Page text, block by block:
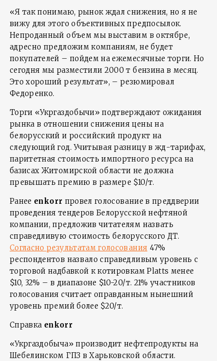
«Я так понимаю, рынок ждал снижения, но я не
вижу для этого объективных предпосылок.
Непроданный объем мы выставим в октябре,
адресно предложим компаниям, не будет
покупателей – пойдем на ежемесячные торги. Но
сегодня мы разместили 2000 т бензина в месяц.
Это хороший результат», – резюмировал
Федоренко.
Торги «Укргаздобычи» подтверждают ожидания
рынка в отношении снижения цены на
белорусский и российский продукт на
следующий год. Учитывая разницу в жд-тарифах,
паритетная стоимость импортного ресурса на
базисах Житомирской области не должна
превышать премию в размере $10/т.
Ранее enkorr провел голосование в преддверии
проведения тендеров Белорусской нефтяной
компании, предложив читателям назвать
справедливую стоимость белорусского ДТ.
Согласно результатам голосования 47%
респондентов назвало справедливым уровень с
торговой надбавкой к котировкам Platts менее
$10, 32% – в диапазоне $10-20/т. 21% участников
голосования считает оправданным нынешний
уровень премий более $20/т.
Справка enkorr
«Укргаздобыча» производит нефтепродукты на
Шебелинском ГПЗ в Харьковской области.